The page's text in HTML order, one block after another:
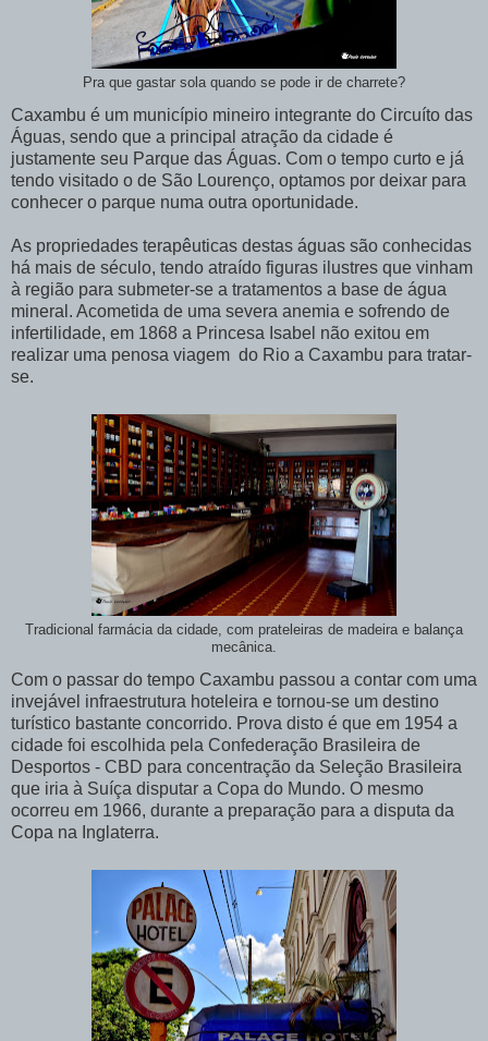
Pra que gastar sola quando se pode ir de charrete?
Caxambu é um município mineiro integrante do Circuíto das
Águas, sendo que a principal atração da cidade é
justamente seu Parque das Águas. Com o tempo curto e já
tendo visitado o de São Lourenço, optamos por deixar para
conhecer o parque numa outra oportunidade.
As propriedades terapêuticas destas águas são conhecidas
há mais de século, tendo atraído figuras ilustres que vinham
à região para submeter-se a tratamentos a base de água
mineral. Acometida de uma severa anemia e sofrendo de
infertilidade, em 1868 a Princesa Isabel não exitou em
realizar uma penosa viagem do Rio a Caxambu para tratar-
se.
Tradicional farmácia da cidade, com prateleiras de madeira e balança
mecânica.
Com o passar do tempo Caxambu passou a contar com uma
invejável infraestrutura hoteleira e tornou-se um destino
turístico bastante concorrido. Prova disto é que em 1954 a
cidade foi escolhida pela Confederação Brasileira de
Desportos - CBD para concentração da Seleção Brasileira
que iria à Suíça disputar a Copa do Mundo. O mesmo
ocorreu em 1966, durante a preparação para a disputa da
Copa na Inglaterra.